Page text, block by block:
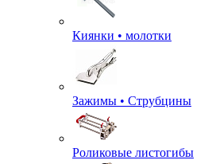
Киянки • молотки
Зажимы • Струбцины
Роликовые листогибы